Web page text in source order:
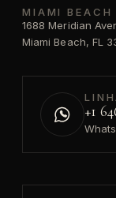
MIAMI BEACH
1688 Meridian
Miami Beach, FL
+1